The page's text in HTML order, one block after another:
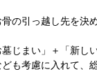
の引っ越し先を決
じまい」＋「新し
も考慮に入れて、